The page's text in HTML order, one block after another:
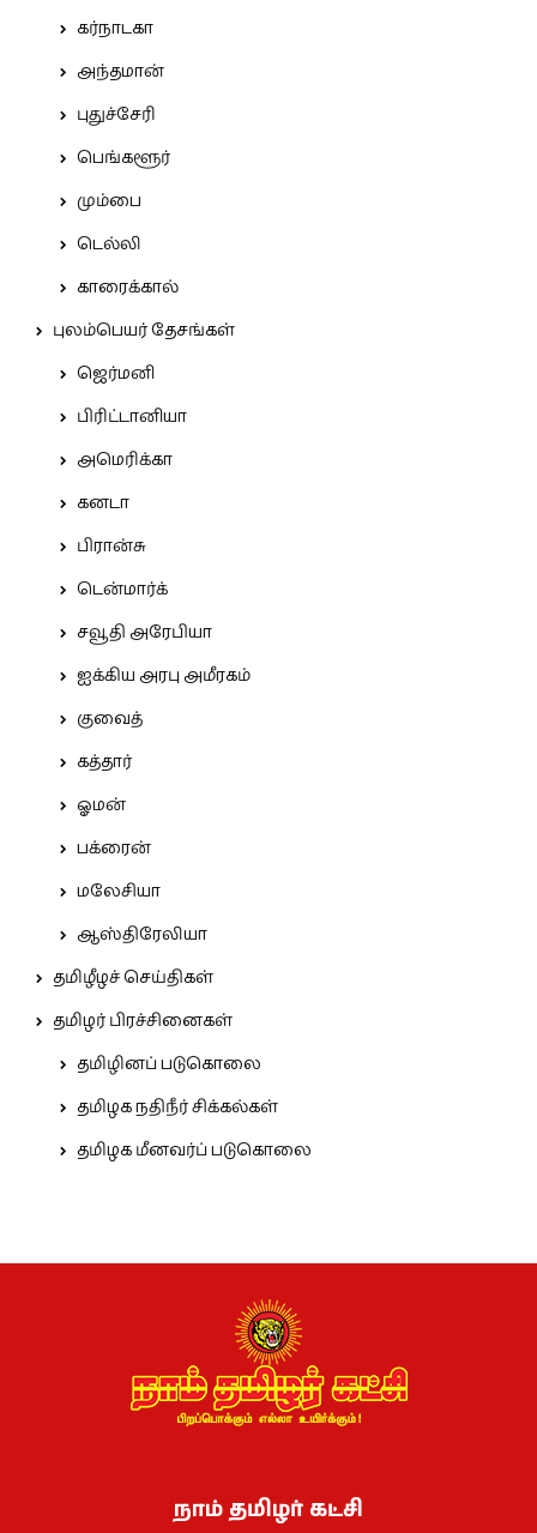
கர்நாடகா
அந்தமான்
புதுச்சேரி
பெங்களூர்
மும்பை
டெல்லி
காரைக்கால்
புலம்பெயர் தேசங்கள்
ஜெர்மனி
பிரிட்டானியா
அமெரிக்கா
கனடா
பிரான்சு
டென்மார்க்
சவூதி அரேபியா
ஐக்கிய அரபு அமீரகம்
குவைத்
கத்தார்
ஓமன்
பக்ரைன்
மலேசியா
ஆஸ்திரேலியா
தமிழீழச் செய்திகள்
தமிழர் பிரச்சினைகள்
தமிழினப் படுகொலை
தமிழக நதிநீர் சிக்கல்கள்
தமிழக மீனவர்ப் படுகொலை
நாம் தமிழர் கட்சி